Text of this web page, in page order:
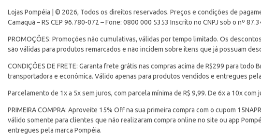
Lojas Pompéia | © 2026, Todos os direitos reservados. Preços e condições de
Camaquã – RS CEP 96.780-072 – Fone: 0800 000 5353 Inscrito no CNPJ sob o nº
PROMOÇÕES: Promoções não cumulativas, válidas por tempo limitado. Os
são válidas para produtos remarcados e não incidem sobre itens que já possuam
CONDIÇÕES DE FRETE: Garanta frete grátis nas compras acima de R$299 para
transportadora e econômica. Válido apenas para produtos vendidos e entregues
Parcelamento de 1x a 5x sem juros, com parcela mínima de R$ 9,99. De 6x a 10x com
PRIMEIRA COMPRA: Aproveite 15% Off na sua primeira compra com o cupom
válido somente para clientes que não realizaram compra online no site ou app
entregues pela marca Pompéia.